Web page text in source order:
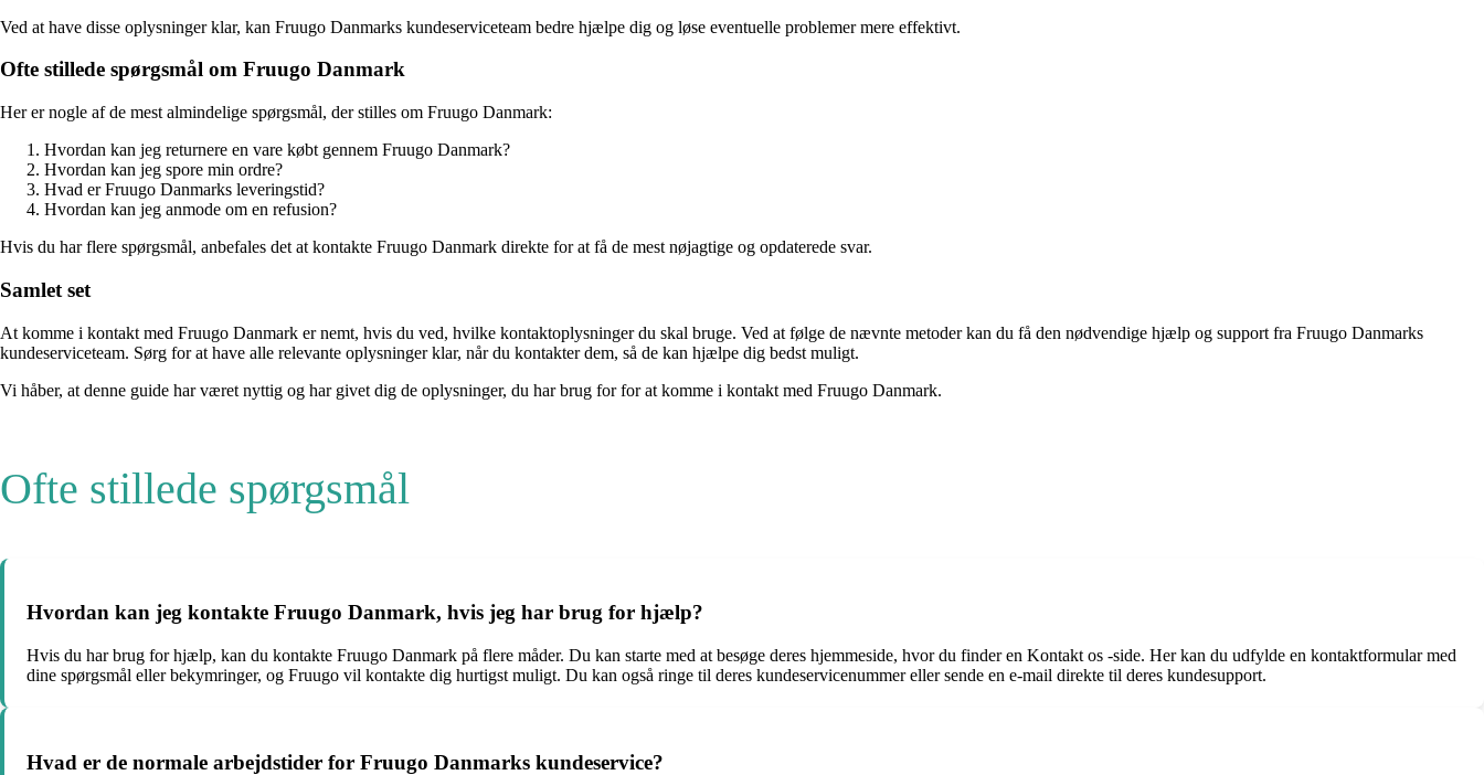
Ved at have disse oplysninger klar, kan Fruugo Danmarks kundeserviceteam bedre hjælpe dig og løse eventuelle problemer mere effektivt.
Ofte stillede spørgsmål om Fruugo Danmark
Her er nogle af de mest almindelige spørgsmål, der stilles om Fruugo Danmark:
Hvordan kan jeg returnere en vare købt gennem Fruugo Danmark?
Hvordan kan jeg spore min ordre?
Hvad er Fruugo Danmarks leveringstid?
Hvordan kan jeg anmode om en refusion?
Hvis du har flere spørgsmål, anbefales det at kontakte Fruugo Danmark direkte for at få de mest nøjagtige og opdaterede svar.
Samlet set
At komme i kontakt med Fruugo Danmark er nemt, hvis du ved, hvilke kontaktoplysninger du skal bruge. Ved at følge de nævnte metoder kan du få den nødvendige hjælp og support fra Fruugo Danmarks
kundeserviceteam. Sørg for at have alle relevante oplysninger klar, når du kontakter dem, så de kan hjælpe dig bedst muligt.
Vi håber, at denne guide har været nyttig og har givet dig de oplysninger, du har brug for for at komme i kontakt med Fruugo Danmark.
Ofte stillede spørgsmål
Hvordan kan jeg kontakte Fruugo Danmark, hvis jeg har brug for hjælp?
Hvis du har brug for hjælp, kan du kontakte Fruugo Danmark på flere måder. Du kan starte med at besøge deres hjemmeside, hvor du finder en Kontakt os -side. Her kan du udfylde en kontaktformular med
dine spørgsmål eller bekymringer, og Fruugo vil kontakte dig hurtigst muligt. Du kan også ringe til deres kundeservicenummer eller sende en e-mail direkte til deres kundesupport.
Hvad er de normale arbejdstider for Fruugo Danmarks kundeservice?